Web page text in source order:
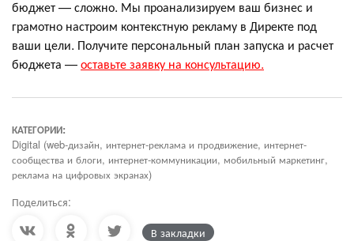
бюджет — сложно. Мы проанализируем ваш бизнес и
грамотно настроим контекстную рекламу в Директе под
ваши цели. Получите персональный план запуска и расчет
бюджета —оставьте заявку на консультацию.
КАТЕГОРИИ:
Digital (web-дизайн, интернет-реклама и продвижение, интернет-
сообщества и блоги, интернет-коммуникации, мобильный маркетинг,
реклама на цифровых экранах)
Поделиться:
В закладки